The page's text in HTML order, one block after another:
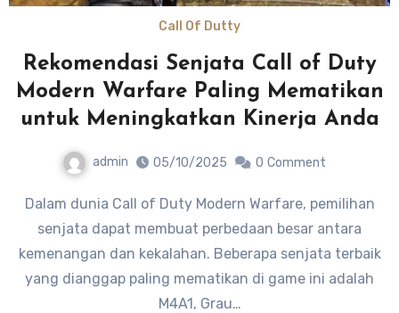
Call Of Dutty
Rekomendasi Senjata Call of Duty
Modern Warfare Paling Mematikan
untuk Meningkatkan Kinerja Anda
admin 05/10/2025 0 Comment
Dalam dunia Call of Duty Modern Warfare, pemilihan
senjata dapat membuat perbedaan besar antara
kemenangan dan kekalahan. Beberapa senjata terbaik
yang dianggap paling mematikan di game ini adalah
M4A1, Grau…